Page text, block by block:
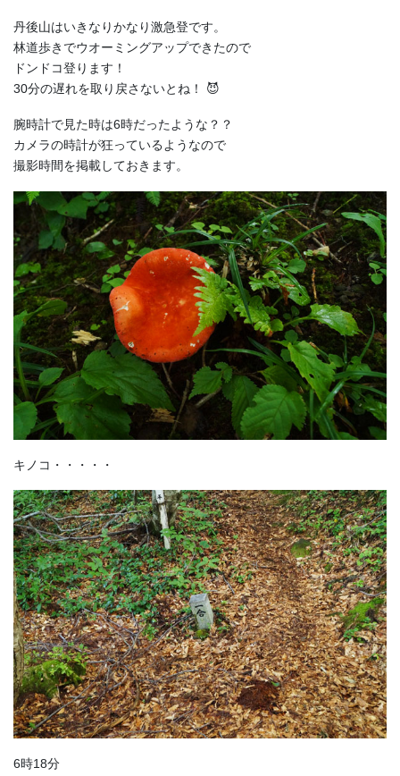
丹後山はいきなりかなり激急登です。
林道歩きでウオーミングアップできたので
ドンドコ登ります！
30分の遅れを取り戻さないとね！ 😈
腕時計で見た時は6時だったような？？
カメラの時計が狂っているようなので
撮影時間を掲載しておきます。
キノコ・・・・・
6時18分